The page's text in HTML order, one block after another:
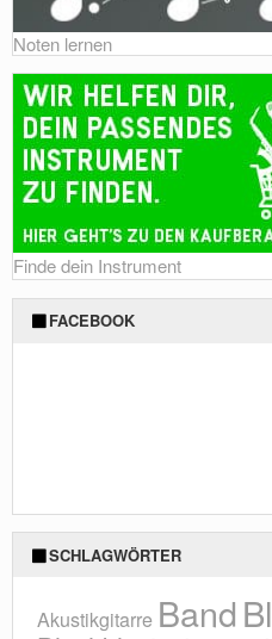
Noten lernen
Finde dein Instrument
FACEBOOK
SCHLAGWÖRTER
Akustikgitarre Band